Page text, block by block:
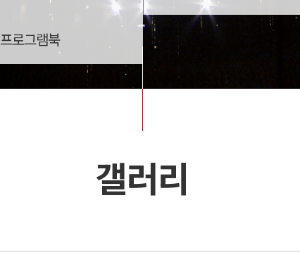
프로그램북
갤러리